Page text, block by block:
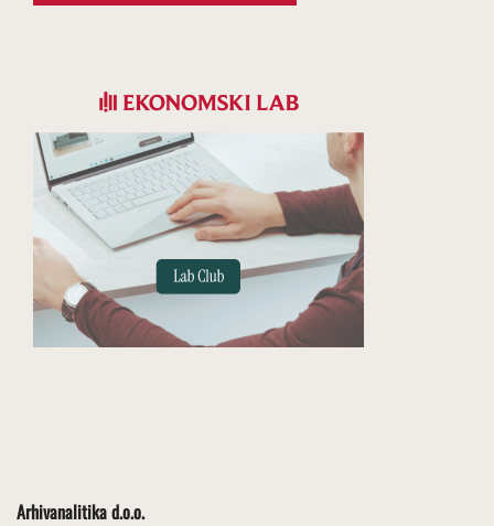
Arhivanalitika d.o.o.